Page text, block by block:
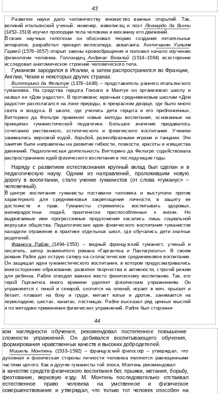
43
Развитие науки дало человечеству множество важных открытий. Так,
великий итальянский ученый, инженер, живописец и поэтЛеонардо да Винчи
(1452–1519) изучил пропорции тела человека и механику его движений.
В своих научных гипотезах он обосновал теорию создания летательных
аппаратов, разработал принцип велосипеда, акваланга. АнгличанинУильям
Гарвей(1578–1657) открыл законы кровообращения и положил начало изучению
физиологии человека. ГолландецАндреас Везалий(1514–1564) всесторонне
исследовал анатомическое строение человеческого тела.
Гуманизм зародился в Италии, а затем распространился во Франции,
Англии, Чехии и некоторых других странах.
Витторино да Фельтре(1378–1446) – представитель раннего итальянского
гуманизма. На средства герцога Гонзаги в Мантуе он организовал школу и
назвал ее «Дом радости». В противовес мрачным средневековым школам «Дом
радости» располагался на лоне природы, в прекрасном дворце, где было много
света и воздуха. В школе, где учились дети герцога и его приближенных,
Витторино да Фельтре применял новые методы воспитания, основанные на
принципах гуманистической педагогики. Большое значение придавалось
сочетанию умственного, эстетического и физического воспитания. Ученики
занимались верховой ездой, борьбой, разнообразными играми и танцами. Эти
занятия были направлены на развитие гибкости, ловкости, красоты и изящества
движений. Педагогическая деятельность Витторино да Фельтре содействовала
распространению идей физического воспитания в последующие годы.
Наряду с развитием естествознания крупный вклад был сделан и в
педагогическую науку. Одним из направлений, проложившим новую
дорогу в воспитании, стало учение гуманистов (от слова «гуманус» –
человечный).
В центре воспитания гуманисты поставили человека и выступили против
характерного для средневековья закрепощения личности, в защиту ее
достоинств и прав. Гуманисты стремились воспитывать здоровых,
жизнерадостных людей, практически приспособленных к жизни. Но
выдвигаемые ими прогрессивные предложения касались лишь социальной
верхушки общества. Педагогические идеи физического воспитания гуманистов
находили отражение в практике отдельных школ, где обучались дети знатных
родителей.
Франсуа Рабле (1494–1553) – видный французский гуманист, ученый и
писатель, автор знаменитого романа «Гаргантюа и Пантагрюэль». В своем
романе Рабле дал острую сатиру на схоластическое средневековое воспитание.
Он защищал идеи гуманистического воспитания, в котором предусматривались
многостороннее образование, развитие творчества и активности, строгий режим
для ребенка. Рабле отводил важное место физическому воспитанию. Так, его
герой Гаргантюа много времени уделяет физическим упражнениям. Он
упражняется с пикой и секирой, охотится на оленей, играет в мяч, прыгает и
бегает, плавает на боку и груди, метает копье и дротик, занимается на
перекладине, шестах, канатах, лестницах. Рабле высказал ряд ценных мыслей
и по методике применения физических упражнений. Рабле был сторонни-
44
ком наглядности обучения, рекомендовал постепенное повышение
сложности упражнений. Он добивался воспитывающего обучения,
формирования нравственных качеств и высоких добродетелей.
Мишель Монтень (1533–1592) – французский философ – утверждал, что
духовная и физическая стороны личности человека являются равноценными
частями целого. Как и другие гуманисты той эпохи, Монтень рекомендовал
в качестве средств физического воспитания бег, прыжки, метания, борьбу,
фехтование, верховую езду. М. Монтень последовательно отстаивал
естественное право человека на умственное и физическое
совершенствование и утверждал, что только тот человек способен на